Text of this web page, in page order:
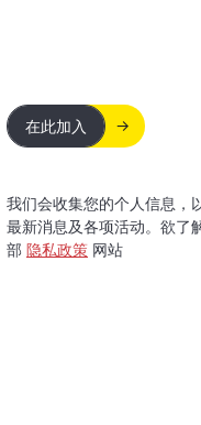
在此加入
我们会收集您的个人信息，
最新消息及各项活动。欲了
部 隐私政策 网站